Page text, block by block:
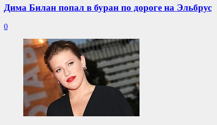
Дима Билан попал в буран по дороге на Эльбрус
0